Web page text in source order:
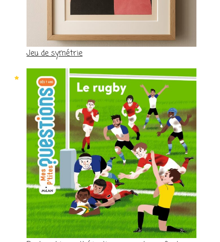
Jeu de symétrie